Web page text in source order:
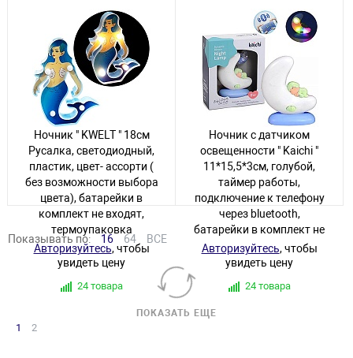
Авторизуйтесь, чтобы
увидеть цену
64 товара
Авторизуйтесь
, чтобы
увидеть цену
17 товаров
Ночник " KWELT " 18см
Русалка, светодиодный,
пластик, цвет- ассорти (
без возможности выбора
цвета), батарейки в
комплект не входят,
термоупаковка
Авторизуйтесь, чтобы
увидеть цену
24 товара
Ночник с датчиком
освещенности " Kaichi "
11*15,5*3см, голубой,
таймер работы,
подключение к телефону
через bluetooth,
батарейки в комплект не
входят, картонная
коробка 19,5*24*6,5см
Авторизуйтесь, чтобы
увидеть цену
24 товара
Показывать по: 16 64 ВСЕ
ПОКАЗАТЬ ЕЩЕ
1 2